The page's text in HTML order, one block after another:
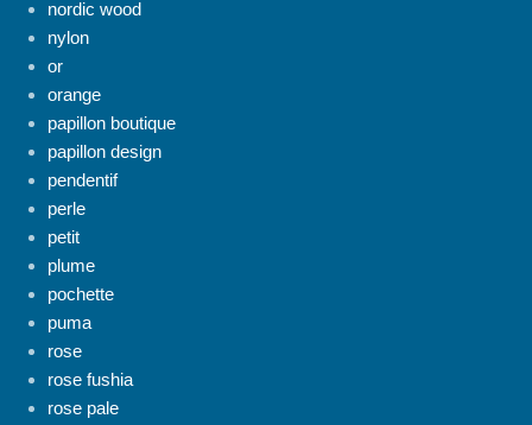
nordic wood
nylon
or
orange
papillon boutique
papillon design
pendentif
perle
petit
plume
pochette
puma
rose
rose fushia
rose pale